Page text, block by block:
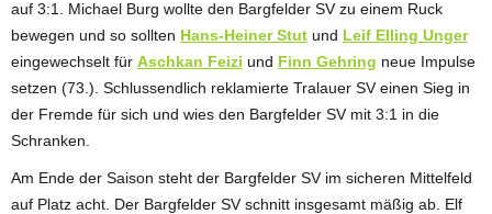
auf 3:1. Michael Burg wollte den Bargfelder SV zu einem Ruck
bewegen und so sollten Hans-Heiner Stut und Leif Elling Unger
eingewechselt für Aschkan Feizi und Finn Gehring neue Impulse
setzen (73.). Schlussendlich reklamierte Tralauer SV einen Sieg in
der Fremde für sich und wies den Bargfelder SV mit 3:1 in die
Schranken.
Am Ende der Saison steht der Bargfelder SV im sicheren Mittelfeld
auf Platz acht. Der Bargfelder SV schnitt insgesamt mäßig ab. Elf